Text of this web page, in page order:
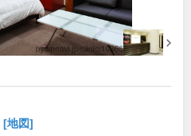
[地図]